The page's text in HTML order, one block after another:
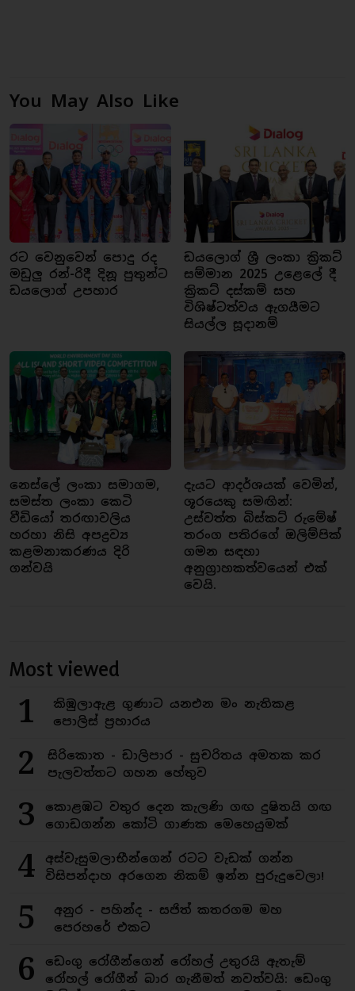
You May Also Like
රට වෙනුවෙන් පොදු රද
මඩුලු රන්-රිදී දිනූ පුතුන්ට
ඩයලොග් උපහාර
ඩයලොග් ශ්‍රී ලංකා ක්‍රිකට්
සම්මාන 2025 උළෙලේ දී
ක්‍රිකට් දස්කම් සහ
විශිෂ්ටත්වය ඇගයීමට
සියල්ල සූදානම්
නෙස්ලේ ලංකා සමාගම,
සමස්ත ලංකා කෙටි
වීඩියෝ තරඟාවලිය
හරහා නිසි අපද්‍රව්‍ය
කළමනාකරණය දිරි
ගන්වයි
දැයට ආදර්ශයක් වෙමින්,
ශූරයෙකු සමඟින්:
උස්වත්ත බිස්කට් රුමේෂ්
තරංග පතිරගේ ඔලිම්පික්
ගමන සඳහා
අනුග්‍රාහකත්වයෙන් එක්
වෙයි.
Most viewed
1
කිඹුලාඇළ ගුණාට යනඑන මං නැතිකළ
පොලිස් ප්‍රහාරය
2
සිරිකොත - ඩාලිපාර - සුචරිතය අමතක කර
පැලවත්තට ගහන හේතුව
3
කොළඹට වතුර දෙන කැලණි ගඟ දුෂිතයි ගඟ
ගොඩගන්න කෝටි ගාණක මෙහෙයුමක්
4
අස්වැසුමලාභීන්ගෙන් රටට වැඩක් ගන්න
විසිපන්දාහ අරගෙන නිකම් ඉන්න පුරුදුවෙලා!
5
අනුර - පහින්ද - සජිත් කතරගම මහ
පෙරහරේ එකට
6
ඩෙංගු රෝගීන්ගෙන් රෝහල් උතුරයි ඇතැම්
රෝහල් රෝගීන් බාර ගැනීමත් නවත්වයි: ඩෙංගු